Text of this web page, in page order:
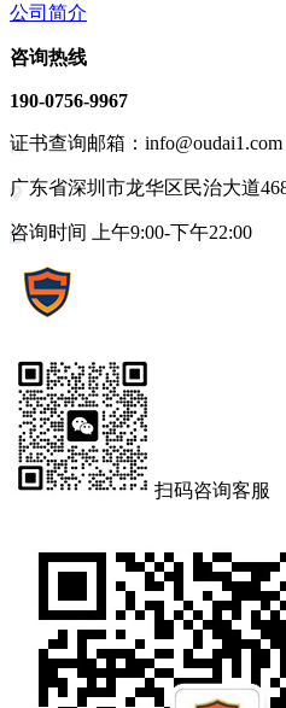
公司简介
咨询热线
190-0756-9967
证书查询邮箱：info@oudai1.com
广东省深圳市龙华区民治大道
咨询时间 上午9:00-下午22:00
扫码咨询客服